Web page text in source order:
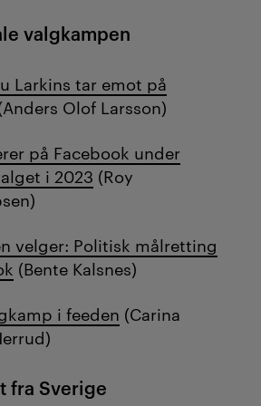
valgkampen
Larkins tar emot på
Olof Larsson)
på Facebook under
i 2023 (Roy
velger: Politisk målretting
(Bente Kalsnes)
i feeden (Carina
fra Sverige